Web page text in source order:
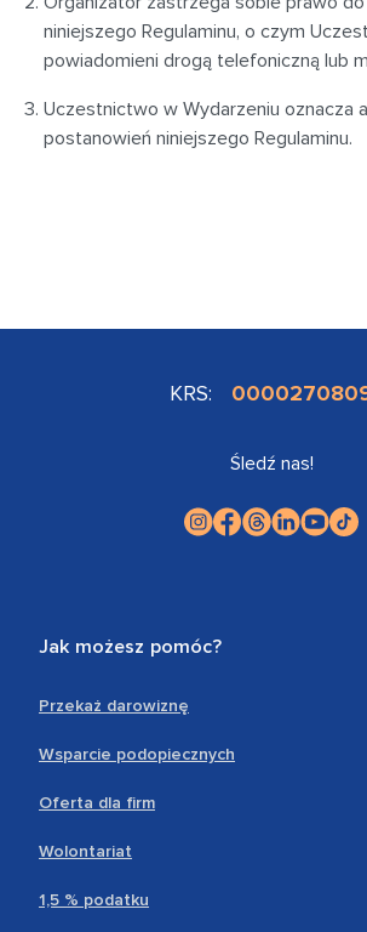
niniejszego Regulaminu, o czym
powiadomieni drogą telefoniczną lub
Uczestnictwo w Wydarzeniu oznacza
postanowień niniejszego Regulaminu.
KRS:
Śledź nas!
Jak możesz pomóc?
Przekaż darowiznę
Wsparcie podopiecznych
Oferta dla firm
Wolontariat
1,5 % podatku